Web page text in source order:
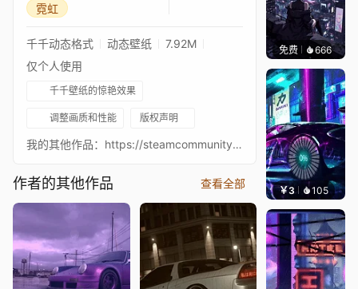
霓虹
千千动态格式 动态壁纸
7.92M
仅个人使用
千千壁纸的惊艳效果
调整画质和性能 版权声明
我的其他作品：https://steamcommunity.com/sharedfiles/filedetails/?id=1715280001 音乐：my!lane - heart Soundcloud：https://soundcloud.com/llllane/heart?utm_source=clipboard&utm_medium=text&utm_campaign=social_sharing my!lane 链接： VK：https://vk.com/lllane Soundcloud：https://soundcloud.com/llllane 我的YouTube：https://www.youtube.com/channel/UCKs55vvcXX0JoUztu1klUyw
作者的其他作品 查看全部
免费 666鲨鲨啊
￥3 105 好看